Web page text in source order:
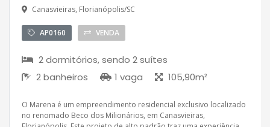
Canasvieiras, Florianópolis/SC
AP0160 VENDA
2 dormitórios, sendo 2 suítes
2 banheiros
1 vaga 105,90m²
O Marena é um empreendimento residencial exclusivo localizado
no renomado Beco dos Milionários, em Canasvieiras,